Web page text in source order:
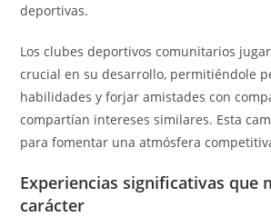
deportivas.
Los clubes deportivos comunitarios
crucial en su desarrollo, permitiéndole
habilidades y forjar amistades con
compartían intereses similares. Esta
para fomentar una atmósfera
Experiencias significativas que
carácter